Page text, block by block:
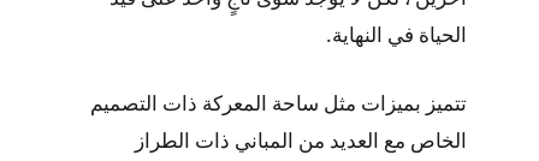
الحياة في النهاية.
تتميز بميزات مثل ساحة المعركة ذات التصميم
الخاص مع العديد من المباني ذات الطراز